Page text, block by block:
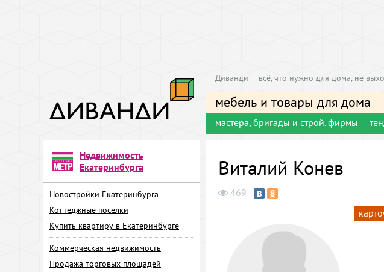
Диванди — всё, что нужно для дома, не
мебель и товары для дома
мастера, бригады и строй. фирмы
Недвижимость
Екатеринбурга
Новостройки Екатеринбурга
Коттеджные поселки
Купить квартиру в Екатеринбурге
Коммерческая недвижимость
Продажа торговых площадей
Виталий Конев
469